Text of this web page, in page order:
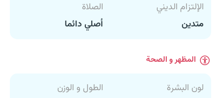
الإلتزام الديني
متدين
الصلاة
أصلي دائما
المظهر و الصحة
لون البشرة
الطول و الوزن